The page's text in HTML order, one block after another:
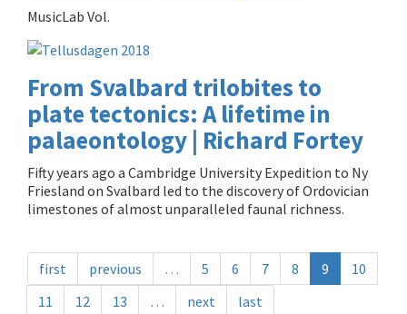
MusicLab Vol.
From Svalbard trilobites to
plate tectonics: A lifetime in
palaeontology | Richard Fortey
Fifty years ago a Cambridge University Expedition to Ny
Friesland on Svalbard led to the discovery of Ordovician
limestones of almost unparalleled faunal richness.
first previous … 5 6 7 8 9
10
11
12 13 … next last